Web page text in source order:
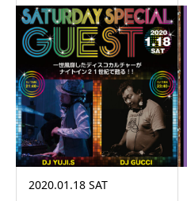
2020.01.18 SAT